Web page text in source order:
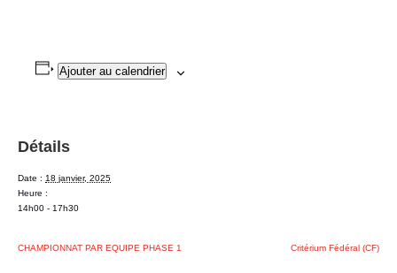
Ajouter au calendrier
Détails
Date : 18 janvier, 2025
Heure :
14h00 - 17h30
CHAMPIONNAT PAR EQUIPE PHASE 1 Critérium Fédéral (CF)